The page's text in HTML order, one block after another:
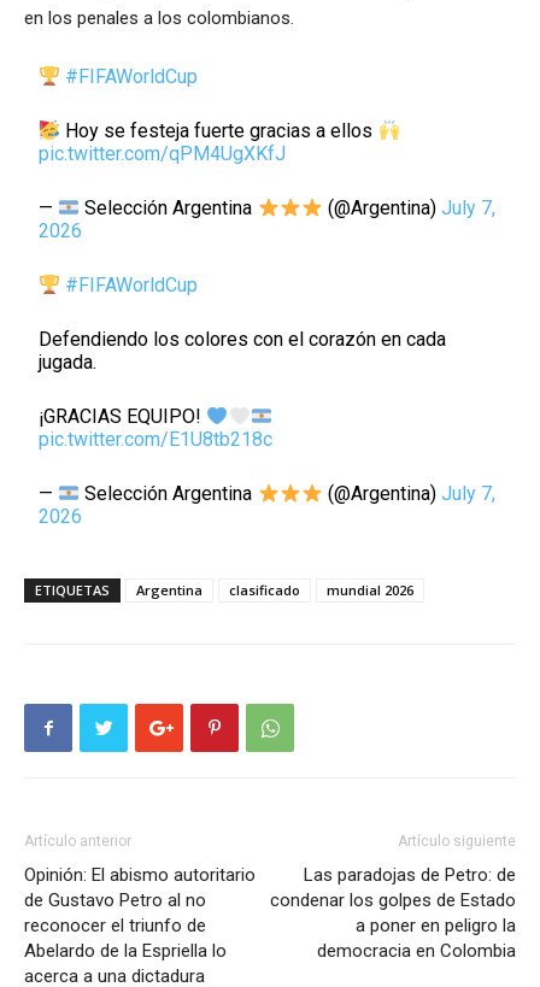
en los penales a los colombianos.
#FIFAWorldCup
Hoy se festeja fuerte gracias a ellos
pic.twitter.com/qPM4UgXKfJ
— Selección Argentina (@Argentina)July 7,
2026
#FIFAWorldCup
Defendiendo los colores con el corazón en cada
jugada.
¡GRACIAS EQUIPO!
pic.twitter.com/E1U8tb218c
— Selección Argentina (@Argentina)July 7,
2026
ETIQUETAS Argentina clasificado mundial 2026
Artículo anterior
Opinión: El abismo autoritario
de Gustavo Petro al no
reconocer el triunfo de
Abelardo de la Espriella lo
acerca a una dictadura
Artículo siguiente
Las paradojas de Petro: de
condenar los golpes de Estado
a poner en peligro la
democracia en Colombia